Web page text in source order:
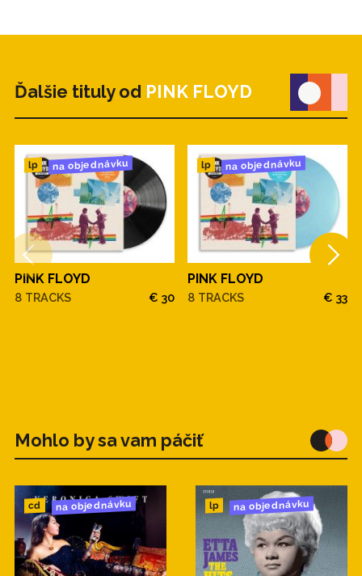
Ďalšie tituly od PINK FLOYD
lp na objednávku
PINK FLOYD
8 TRACKS € 30
lp na objednávku
PINK FLOYD
8 TRACKS € 33
Mohlo by sa vam páčiť
cd na objednávku lp na objednávku